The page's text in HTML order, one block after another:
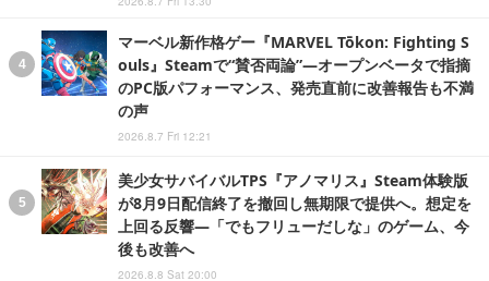
マーベル新作格ゲー『MARVEL Tōkon: Fighting S
ouls』Steamで“賛否両論”―オープンベータで指摘
のPC版パフォーマンス、発売直前に改善報告も不満
の声
2026.8.7 Fri 12:21
美少女サバイバルTPS『アノマリス』Steam体験版
が8月9日配信終了を撤回し無期限で提供へ。想定を
上回る反響―「でもフリューだしな」のゲーム、今
後も改善へ
2026.8.8 Sat 20:00